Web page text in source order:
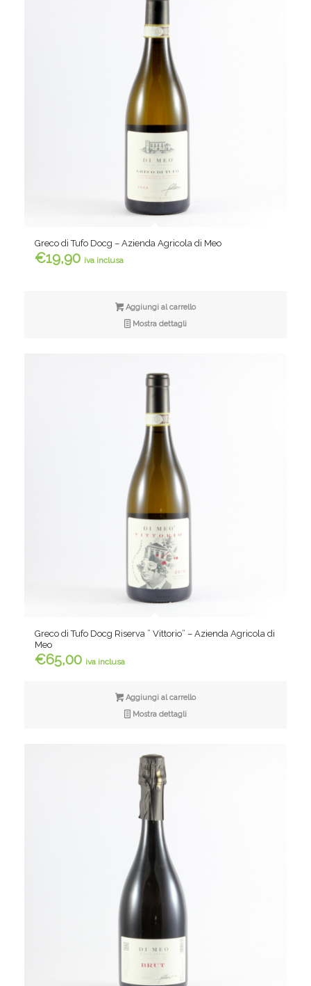
Greco di Tufo Docg – Azienda Agricola di Meo
€19,90 iva inclusa
Aggiungi al carrello
Mostra dettagli
Greco di Tufo Docg Riserva ” Vittorio” – Azienda Agricola di
Meo
€65,00 iva inclusa
Aggiungi al carrello
Mostra dettagli